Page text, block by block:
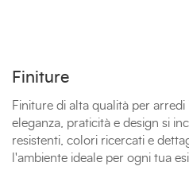
Finiture
Finiture di alta qualità per
eleganza, praticità e design si
resistenti, colori ricercati e
l'ambiente ideale per ogni tua